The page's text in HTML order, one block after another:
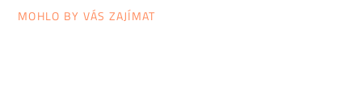
MOHLO BY VÁS ZAJÍMAT